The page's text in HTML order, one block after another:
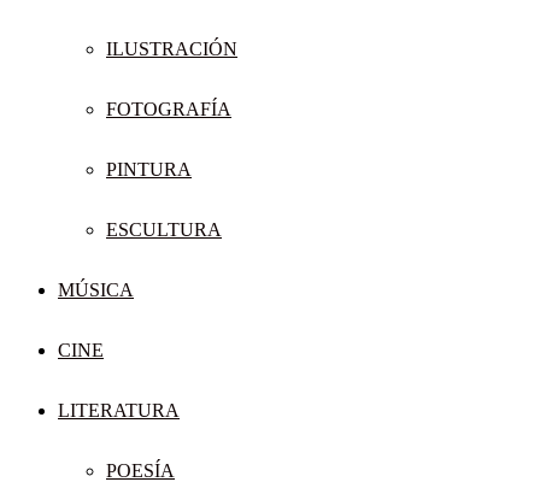
ILUSTRACIÓN
FOTOGRAFÍA
PINTURA
ESCULTURA
MÚSICA
CINE
LITERATURA
POESÍA